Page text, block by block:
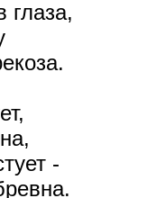
глаза,
-